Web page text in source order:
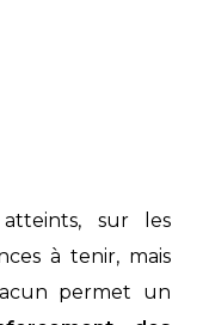
sur les
à tenir, mais
permet un